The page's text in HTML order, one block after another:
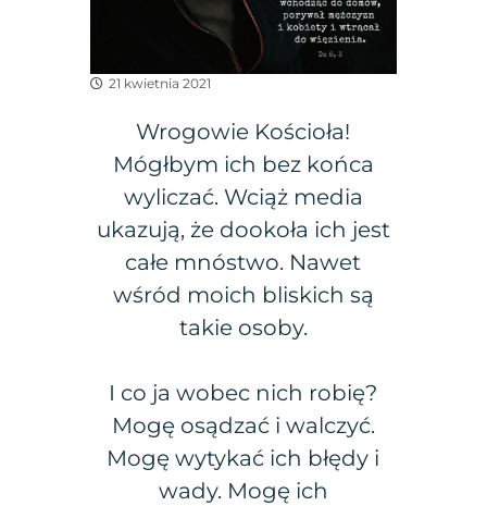
21 kwietnia 2021
Wrogowie Kościoła!
Mógłbym ich bez końca
wyliczać. Wciąż media
ukazują, że dookoła ich jest
całe mnóstwo. Nawet
wśród moich bliskich są
takie osoby.
I co ja wobec nich robię?
Mogę osądzać i walczyć.
Mogę wytykać ich błędy i
wady. Mogę ich